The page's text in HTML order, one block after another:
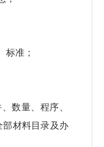
准；
数量、程序、
部材料目录及办